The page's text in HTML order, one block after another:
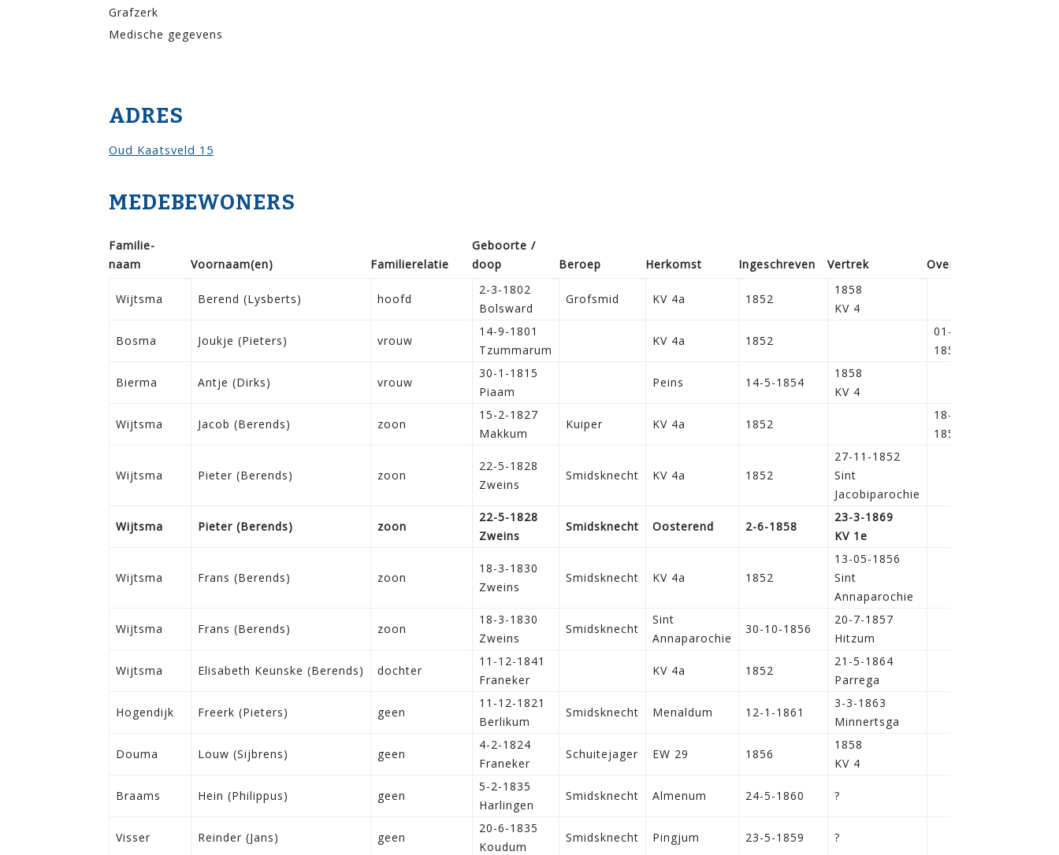
Grafzerk
Medische gegevens
ADRES
Oud Kaatsveld 15
MEDEBEWONERS
Familie­
naam
Voor­naam(en) Familie­relatie
Geboorte /
doop
Beroep Herkomst Ingeschreven Vertrek Overleden
Wijtsma Berend (Lysberts) hoofd
2-3-1802
Bolsward
Grofsmid KV 4a 1852
1858
KV 4
Bosma Joukje (Pieters) vrouw
14-9-1801
Tzummarum
KV 4a 1852
01-02-
1854
Bierma Antje (Dirks) vrouw
30-1-1815
Piaam
Peins 14-5-1854
1858
KV 4
Wijtsma Jacob (Berends) zoon
15-2-1827
Makkum
Kuiper KV 4a 1852
18-11-
1853
Wijtsma Pieter (Berends) zoon
22-5-1828
Zweins
Smidsknecht KV 4a 1852
27-11-1852
Sint
Jacobiparochie
Wijtsma Pieter (Berends) zoon
22-5-1828
Zweins
Smidsknecht Oosterend 2-6-1858
23-3-1869
KV 1e
Wijtsma Frans (Berends) zoon
18-3-1830
Zweins
Smidsknecht KV 4a 1852
13-05-1856
Sint
Annaparochie
Wijtsma Frans (Berends) zoon
18-3-1830
Zweins
Smidsknecht
Sint
Annaparochie
30-10-1856
20-7-1857
Hitzum
Wijtsma Elisabeth Keunske (Berends) dochter
11-12-1841
Franeker
KV 4a 1852
21-5-1864
Parrega
Hogendijk Freerk (Pieters) geen
11-12-1821
Berlikum
Smidsknecht Menaldum 12-1-1861
3-3-1863
Minnertsga
Douma Louw (Sijbrens) geen
4-2-1824
Franeker
Schuitejager EW 29 1856
1858
KV 4
Braams Hein (Philippus) geen
5-2-1835
Harlingen
Smidsknecht Almenum 24-5-1860 ?
Visser Reinder (Jans) geen
20-6-1835
Koudum
Smidsknecht Pingjum 23-5-1859 ?